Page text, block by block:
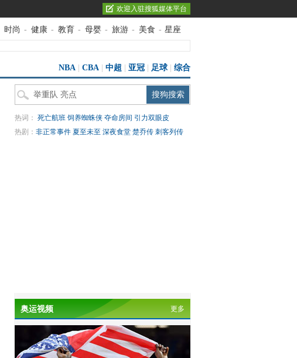
欢迎入驻搜狐媒体平台
时尚 - 健康 - 教育 - 母婴 - 旅游 - 美食 - 星座
NBA CBA 中超 亚冠 足球| 综合
热词： 死亡航班 饲养蜘蛛侠 夺命房间 引力双眼皮
热剧： 非正常事件 夏至未至 深夜食堂 楚乔传 刺客列传
奥运视频 更多